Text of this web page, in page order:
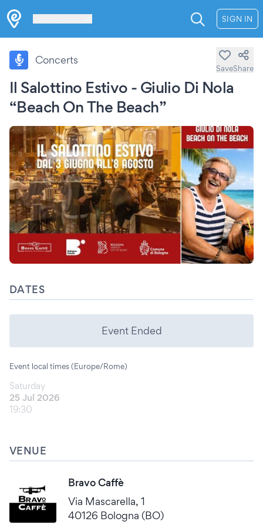
SIGN IN
Il Salottino Estivo - Giulio Di Nola
“Beach On The Beach”
Concerts
SaveShare
DATES
Event Ended
Event local times (Europe/Rome)
Saturday
25 Jul 2026
19:30
VENUE
Bravo Caffè
Via Mascarella, 1
40126 Bologna (BO)